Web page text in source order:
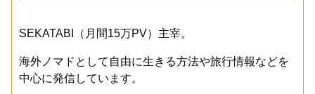
SEKATABI（月間15万PV）主宰。
海外ノマドとして自由に生きる方法や旅行情報などを
中心に発信しています。